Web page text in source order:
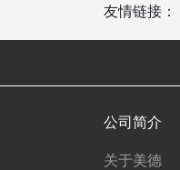
友情链接：
公司简介
关于美德